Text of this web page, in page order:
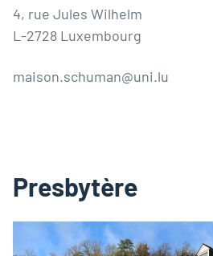
4, rue Jules Wilhelm
L-2728 Luxembourg
maison.schuman@uni.lu
Presbytère